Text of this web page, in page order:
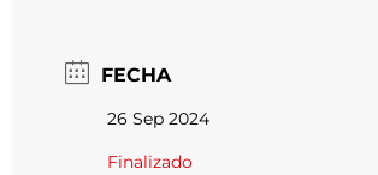
FECHA
26 Sep 2024
Finalizado